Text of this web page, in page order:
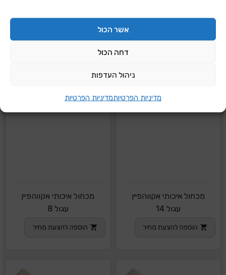
אשר הכול
דחה הכול
ניהול העדפות
מדיניות הפרטיותמדיניות הפרטיות
מכחול איכותי אקווהפיין
עגול 14
הוספה להצעת מחיר
מכחול איכותי אקווהפיין
עגול 8
הוספה להצעת מחיר